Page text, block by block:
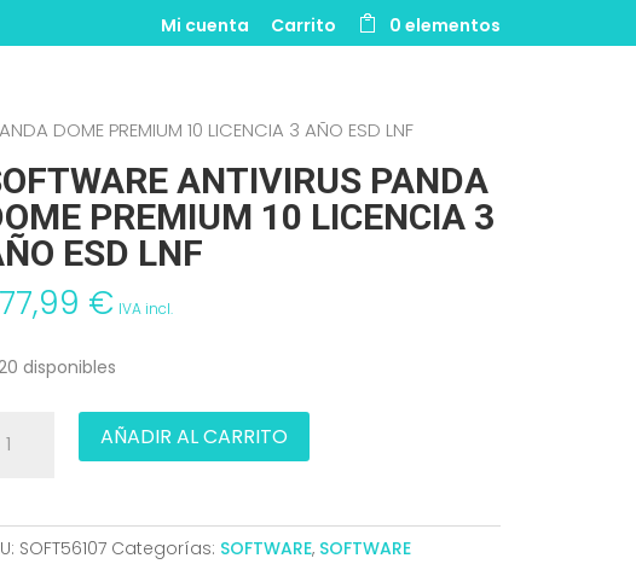
Mi cuenta Carrito 0 elementos
DOME PREMIUM 10 LICENCIA 3 AÑO ESD LNF
ANTIVIRUS PANDA
PREMIUM 10 LICENCIA 3
ESD LNF
€ IVA incl.
disponibles
AÑADIR AL CARRITO
SOFT56107 Categorías: SOFTWARE, SOFTWARE